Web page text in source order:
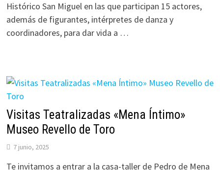
Histórico San Miguel en las que participan 15 actores,
además de figurantes, intérpretes de danza y
coordinadores, para dar vida a …
Visitas Teatralizadas «Mena Íntimo»
Museo Revello de Toro
7 junio, 2025
Te invitamos a entrar a la casa-taller de Pedro de Mena